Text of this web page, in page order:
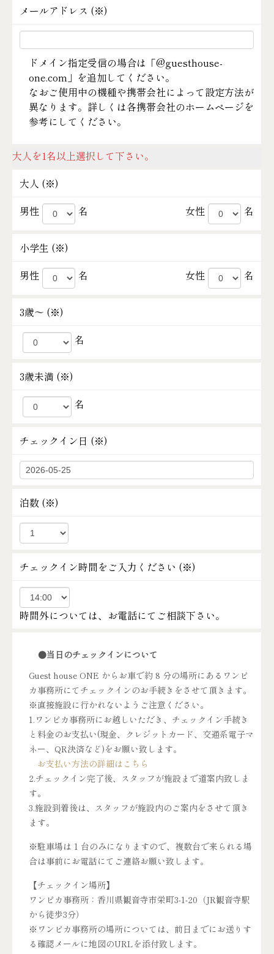
メールアドレス (※)
ドメイン指定受信の場合は「@guesthouse-
one.com」を追加してください。
なおご使用中の機種や携帯会社によって設定方法が
異なります。詳しくは各携帯会社のホームページを
参考にしてください。
大人を1名以上選択して下さい。
大人 (※)
男性
名 女性 名
小学生 (※)
男性
名 女性 名
3歳～ (※)
名
3歳未満 (※)
名
チェックイン日 (※)
泊数 (※)
チェックイン時間をご入力ください (※)
時間外については、お電話にてご相談下さい。
●当日のチェックインについて
Guest house ONE からお車で約 8 分の場所にあるワンピ
カ事務所にてチェックインのお手続きをさせて頂きます。
※直接施設に行かれないようご注意ください。
1.ワンピカ事務所にお越しいただき、チェックイン手続き
と料金のお支払い(現金、クレジットカード、交通系電子マ
ネー、QR決済など)をお願い致します。
お支払い方法の詳細はこちら
2.チェックイン完了後、スタッフが施設まで道案内致しま
す。
3.施設到着後は、スタッフが施設内のご案内をさせて頂き
ます。
※駐車場は 1 台のみになりますので、複数台で来られる場
合は事前にお電話にてご連絡お願い致します。
【チェックイン場所】
ワンピカ事務所：香川県観音寺市栄町3-1-20（JR観音寺駅
から徒歩3分）
※ワンピカ事務所の場所については、前日までにお送りす
る確認メールに地図のURLを添付致します。